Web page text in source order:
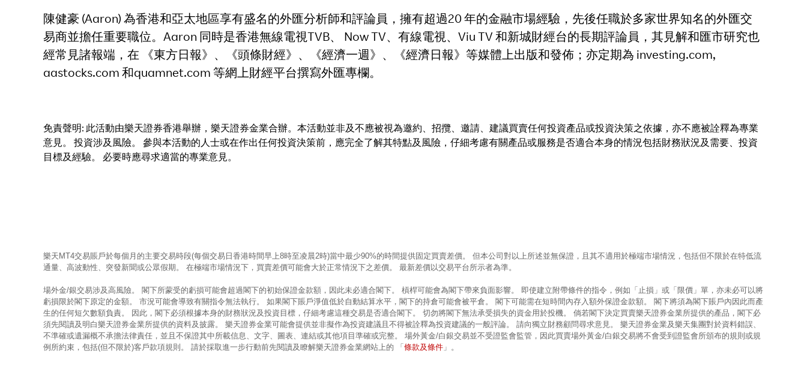
陳健豪 (Aaron) 為香港和亞太地區享有盛名的外匯分析師和評論員，擁有超過20 年的金融市場經驗，先後任職於多家世界知名的外匯交
易商並擔任重要職位。Aaron 同時是香港無線電視TVB、 Now TV、有線電視、Viu TV 和新城財經台的長期評論員，其見解和匯市研究也
經常見諸報端，在 《東方日報》、《頭條財經》、《經濟一週》、《經濟日報》等媒體上出版和發佈；亦定期為 investing.com,
aastocks.com 和quamnet.com 等網上財經平台撰寫外匯專欄。
免責聲明: 此活動由樂天證券香港舉辦，樂天證券金業合辦。本活動並非及不應被視為邀約、招攬、邀請、建議買賣任何投資產品或投資決策之依據，亦不應被詮釋為專業
意見。 投資涉及風險。 參與本活動的人士或在作出任何投資決策前，應完全了解其特點及風險，仔細考慮有關產品或服務是否適合本身的情況包括財務狀況及需要、投資
目標及經驗。 必要時應尋求適當的專業意見。
樂天MT4交易賬戶於每個月的主要交易時段(每個交易日香港時間早上8時至凌晨2時)當中最少90%的時間提供固定買賣差價。 但本公司對以上所述並無保證，且其不適用於極端市場情況，包括但不限於在特低流
通量、高波動性、突發新聞或公眾假期。 在極端市場情況下，買賣差價可能會大於正常情況下之差價。 最新差價以交易平台所示者為準。
場外金/銀交易涉及高風險。 閣下所蒙受的虧損可能會超過閣下的初始保證金款額，因此未必適合閣下。 槓桿可能會為閣下帶來負面影響。 即使建立附帶條件的指令，例如「止損」或「限價」單，亦未必可以將
虧損限於閣下原定的金額。 市況可能會導致有關指令無法執行。 如果閣下賬戶淨值低於自動結算水平，閣下的持倉可能會被平倉。 閣下可能需在短時間內存入額外保證金款額。 閣下將須為閣下賬戶內因此而產
生的任何短欠數額負責。 因此，閣下必須根據本身的財務狀況及投資目標，仔細考慮這種交易是否適合閣下。 切勿將閣下無法承受損失的資金用於投機。 倘若閣下決定買賣樂天證券金業所提供的產品，閣下必
須先閱讀及明白樂天證券金業所提供的資料及披露。 樂天證券金業可能會提供並非擬作為投資建議且不得被詮釋為投資建議的一般評論。 請向獨立財務顧問尋求意見。 樂天證券金業及樂天集團對於資料錯誤、
不準確或遺漏概不承擔法律責任，並且不保證其中所載信息、文字、圖表、連結或其他項目準確或完整。 場外黃金/白銀交易並不受證監會監管，因此買賣場外黃金/白銀交易將不會受到證監會所頒布的規則或規
例所約束，包括(但不限於)客戶款項規則。 請於採取進一步行動前先閱讀及瞭解樂天證券金業網站上的 「 條款及條件 」。